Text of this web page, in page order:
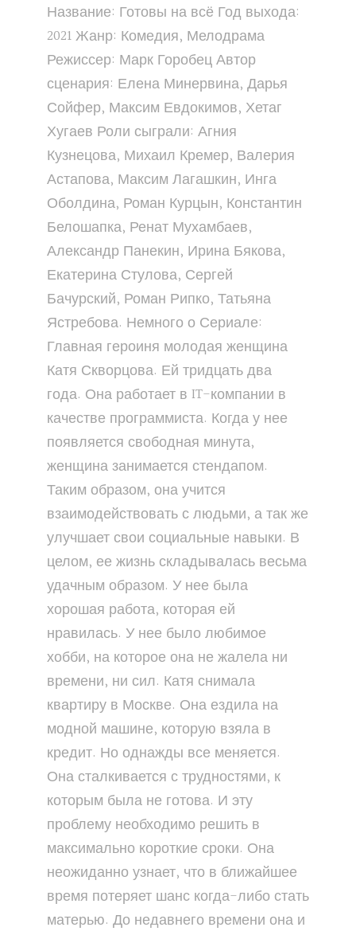
Название: Готовы на всё Год выхода:
2021 Жанр: Комедия, Мелодрама
Режиссер: Марк Горобец Автор
сценария: Елена Минервина, Дарья
Сойфер, Максим Евдокимов, Хетаг
Хугаев Роли сыграли: Агния
Кузнецова, Михаил Кремер, Валерия
Астапова, Максим Лагашкин, Инга
Оболдина, Роман Курцын, Константин
Белошапка, Ренат Мухамбаев,
Александр Панекин, Ирина Бякова,
Екатерина Стулова, Сергей
Бачурский, Роман Рипко, Татьяна
Ястребова. Немного о Сериале:
Главная героиня молодая женщина
Катя Скворцова. Ей тридцать два
года. Она работает в IT-компании в
качестве программиста. Когда у нее
появляется свободная минута,
женщина занимается стендапом.
Таким образом, она учится
взаимодействовать с людьми, а так же
улучшает свои социальные навыки. В
целом, ее жизнь складывалась весьма
удачным образом. У нее была
хорошая работа, которая ей
нравилась. У нее было любимое
хобби, на которое она не жалела ни
времени, ни сил. Катя снимала
квартиру в Москве. Она ездила на
модной машине, которую взяла в
кредит. Но однажды все меняется.
Она сталкивается с трудностями, к
которым была не готова. И эту
проблему необходимо решить в
максимально короткие сроки. Она
неожиданно узнает, что в ближайшее
время потеряет шанс когда-либо стать
матерью. До недавнего времени она и